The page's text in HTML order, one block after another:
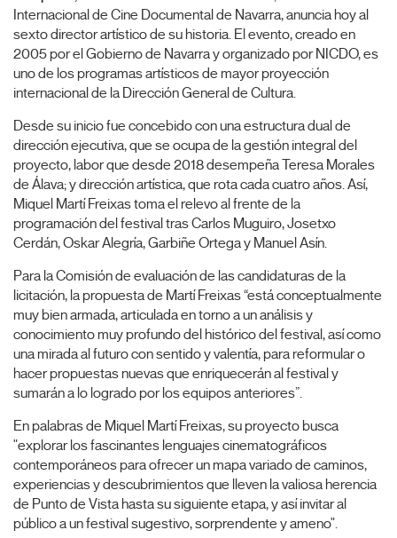
Internacional de Cine Documental de Navarra, anuncia hoy al
sexto director artístico de su historia. El evento, creado en
2005 por el Gobierno de Navarra y organizado por NICDO, es
uno de los programas artísticos de mayor proyección
internacional de la Dirección General de Cultura.
Desde su inicio fue concebido con una estructura dual de
dirección ejecutiva, que se ocupa de la gestión integral del
proyecto, labor que desde 2018 desempeña Teresa Morales
de Álava; y dirección artística, que rota cada cuatro años. Así,
Miquel Martí Freixas toma el relevo al frente de la
programación del festival tras Carlos Muguiro, Josetxo
Cerdán, Oskar Alegría, Garbiñe Ortega y Manuel Asín.
Para la Comisión de evaluación de las candidaturas de la
licitación, la propuesta de Martí Freixas “está conceptualmente
muy bien armada, articulada en torno a un análisis y
conocimiento muy profundo del histórico del festival, así como
una mirada al futuro con sentido y valentía, para reformular o
hacer propuestas nuevas que enriquecerán al festival y
sumarán a lo logrado por los equipos anteriores”.
En palabras de Miquel Martí Freixas, su proyecto busca
"explorar los fascinantes lenguajes cinematográficos
contemporáneos para ofrecer un mapa variado de caminos,
experiencias y descubrimientos que lleven la valiosa herencia
de Punto de Vista hasta su siguiente etapa, y así invitar al
público a un festival sugestivo, sorprendente y ameno".